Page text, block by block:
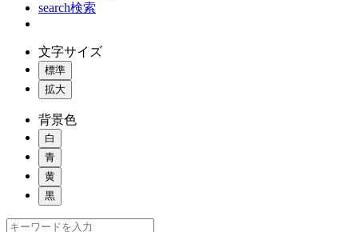
search検索
文字サイズ
標準
拡大
背景色
白
青
黄
黒